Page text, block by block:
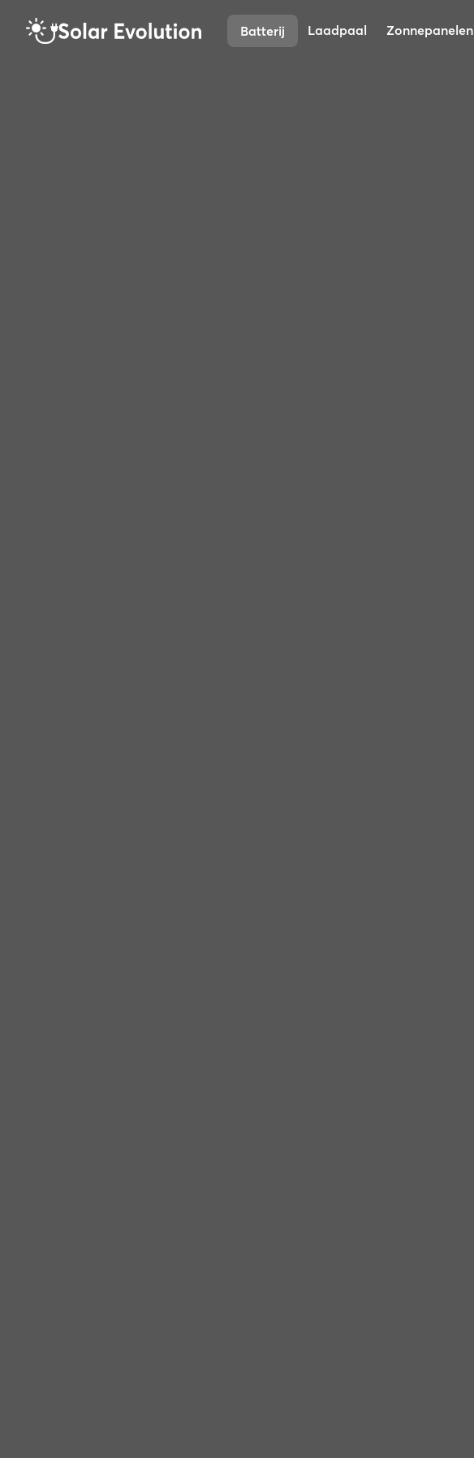
Batterij Laadpaal Zonnepanelen